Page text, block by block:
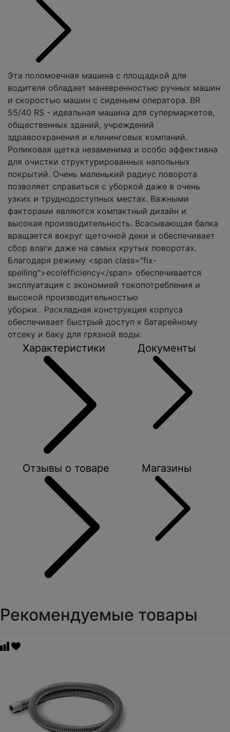
Эта поломоечная машина с площадкой для
водителя обладает маневренностью ручных машин
и скоростью машин с сиденьем оператора. BR
55/40 RS - идеальная машина для супермаркетов,
общественных зданий, учреждений
здравоохранения и клининговых компаний.
Роликовая щетка незаменима и особо эффективна
для очистки структурированных напольных
покрытий. Очень маленький радиус поворота
позволяет справиться с уборкой даже в очень
узких и труднодоступных местах. Важными
факторами являются компактный дизайн и
высокая производительность. Всасывающая балка
вращается вокруг щеточной деки и обеспечивает
сбор влаги даже на самых крутых поворотах.
Благодаря режиму <span class="fix-
spelling">eco!efficiency</span> обеспечивается
эксплуатация с экономией токопотребления и
высокой производительностью
уборки. Раскладная конструкция корпуса
обеспечивает быстрый доступ к батарейному
отсеку и баку для грязной воды.
Характеристики Документы
Отзывы о товаре Магазины
Рекомендуемые товары